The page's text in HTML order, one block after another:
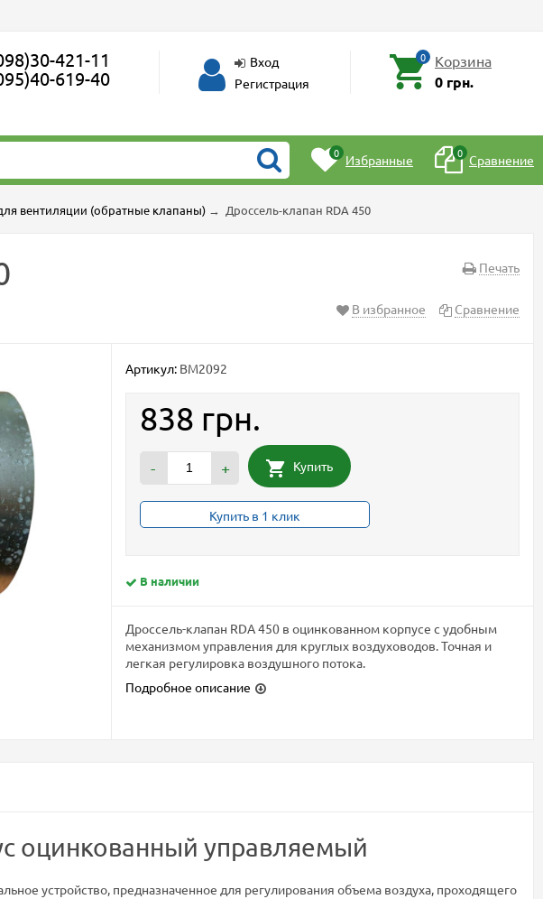
421-11
619-40
Вход
Регистрация
0 Корзина
0 грн.
0 Избранные 0 Сравнение
вентиляции (обратные клапаны) → Дроссель-клапан RDA 450
Печать
В избранное Сравнение
Артикул: BM2092
838 грн.
- + Купить
Купить в 1 клик
В наличии
Дроссель-клапан RDA 450 в оцинкованном корпусе с удобным
механизмом управления для круглых воздуховодов. Точная и
легкая регулировка воздушного потока.
Подробное описание
оцинкованный управляемый
устройство, предназначенное для регулирования объема воздуха, проходящего